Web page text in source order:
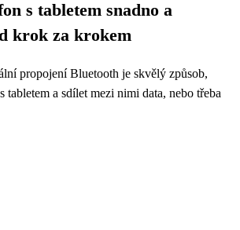
s tabletem snadno a
krok za krokem
propojení Bluetooth je skvělý způsob,
tabletem a sdílet mezi nimi data, nebo třeba